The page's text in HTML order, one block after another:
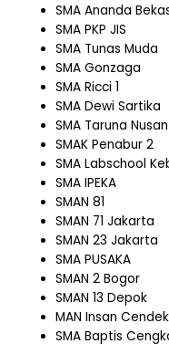
SMA Ananda
SMA PKP JIS
SMA Tunas Muda
SMA Gonzaga
SMA Ricci 1
SMA Dewi Sartika
SMA Taruna
SMAK Penabur 2
SMA Labschool
SMA IPEKA
SMAN 81
SMAN 71 Jakarta
SMAN 23 Jakarta
SMA PUSAKA
SMAN 2 Bogor
SMAN 13 Depok
MAN Insan
SMA Baptis